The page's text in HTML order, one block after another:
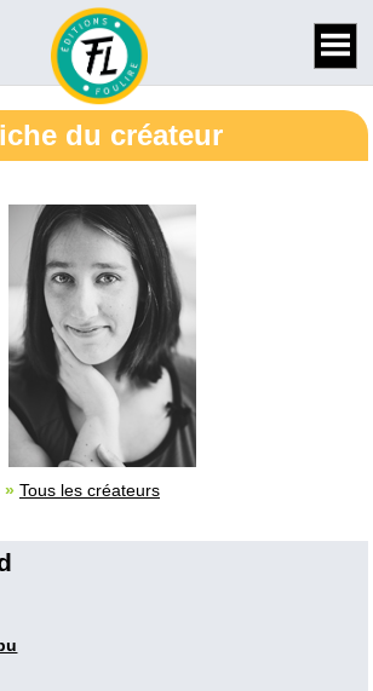
du créateur
» Tous les créateurs